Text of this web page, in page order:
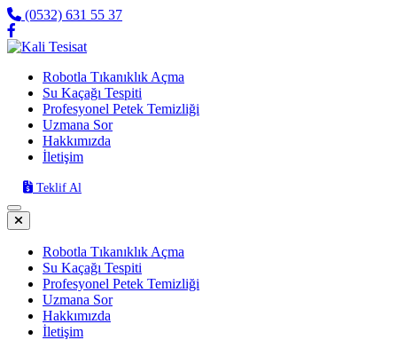
(0532) 631 55 37
Robotla Tıkanıklık Açma
Su Kaçağı Tespiti
Profesyonel Petek Temizliği
Uzmana Sor
Hakkımızda
İletişim
Teklif Al
Robotla Tıkanıklık Açma
Su Kaçağı Tespiti
Profesyonel Petek Temizliği
Uzmana Sor
Hakkımızda
İletişim